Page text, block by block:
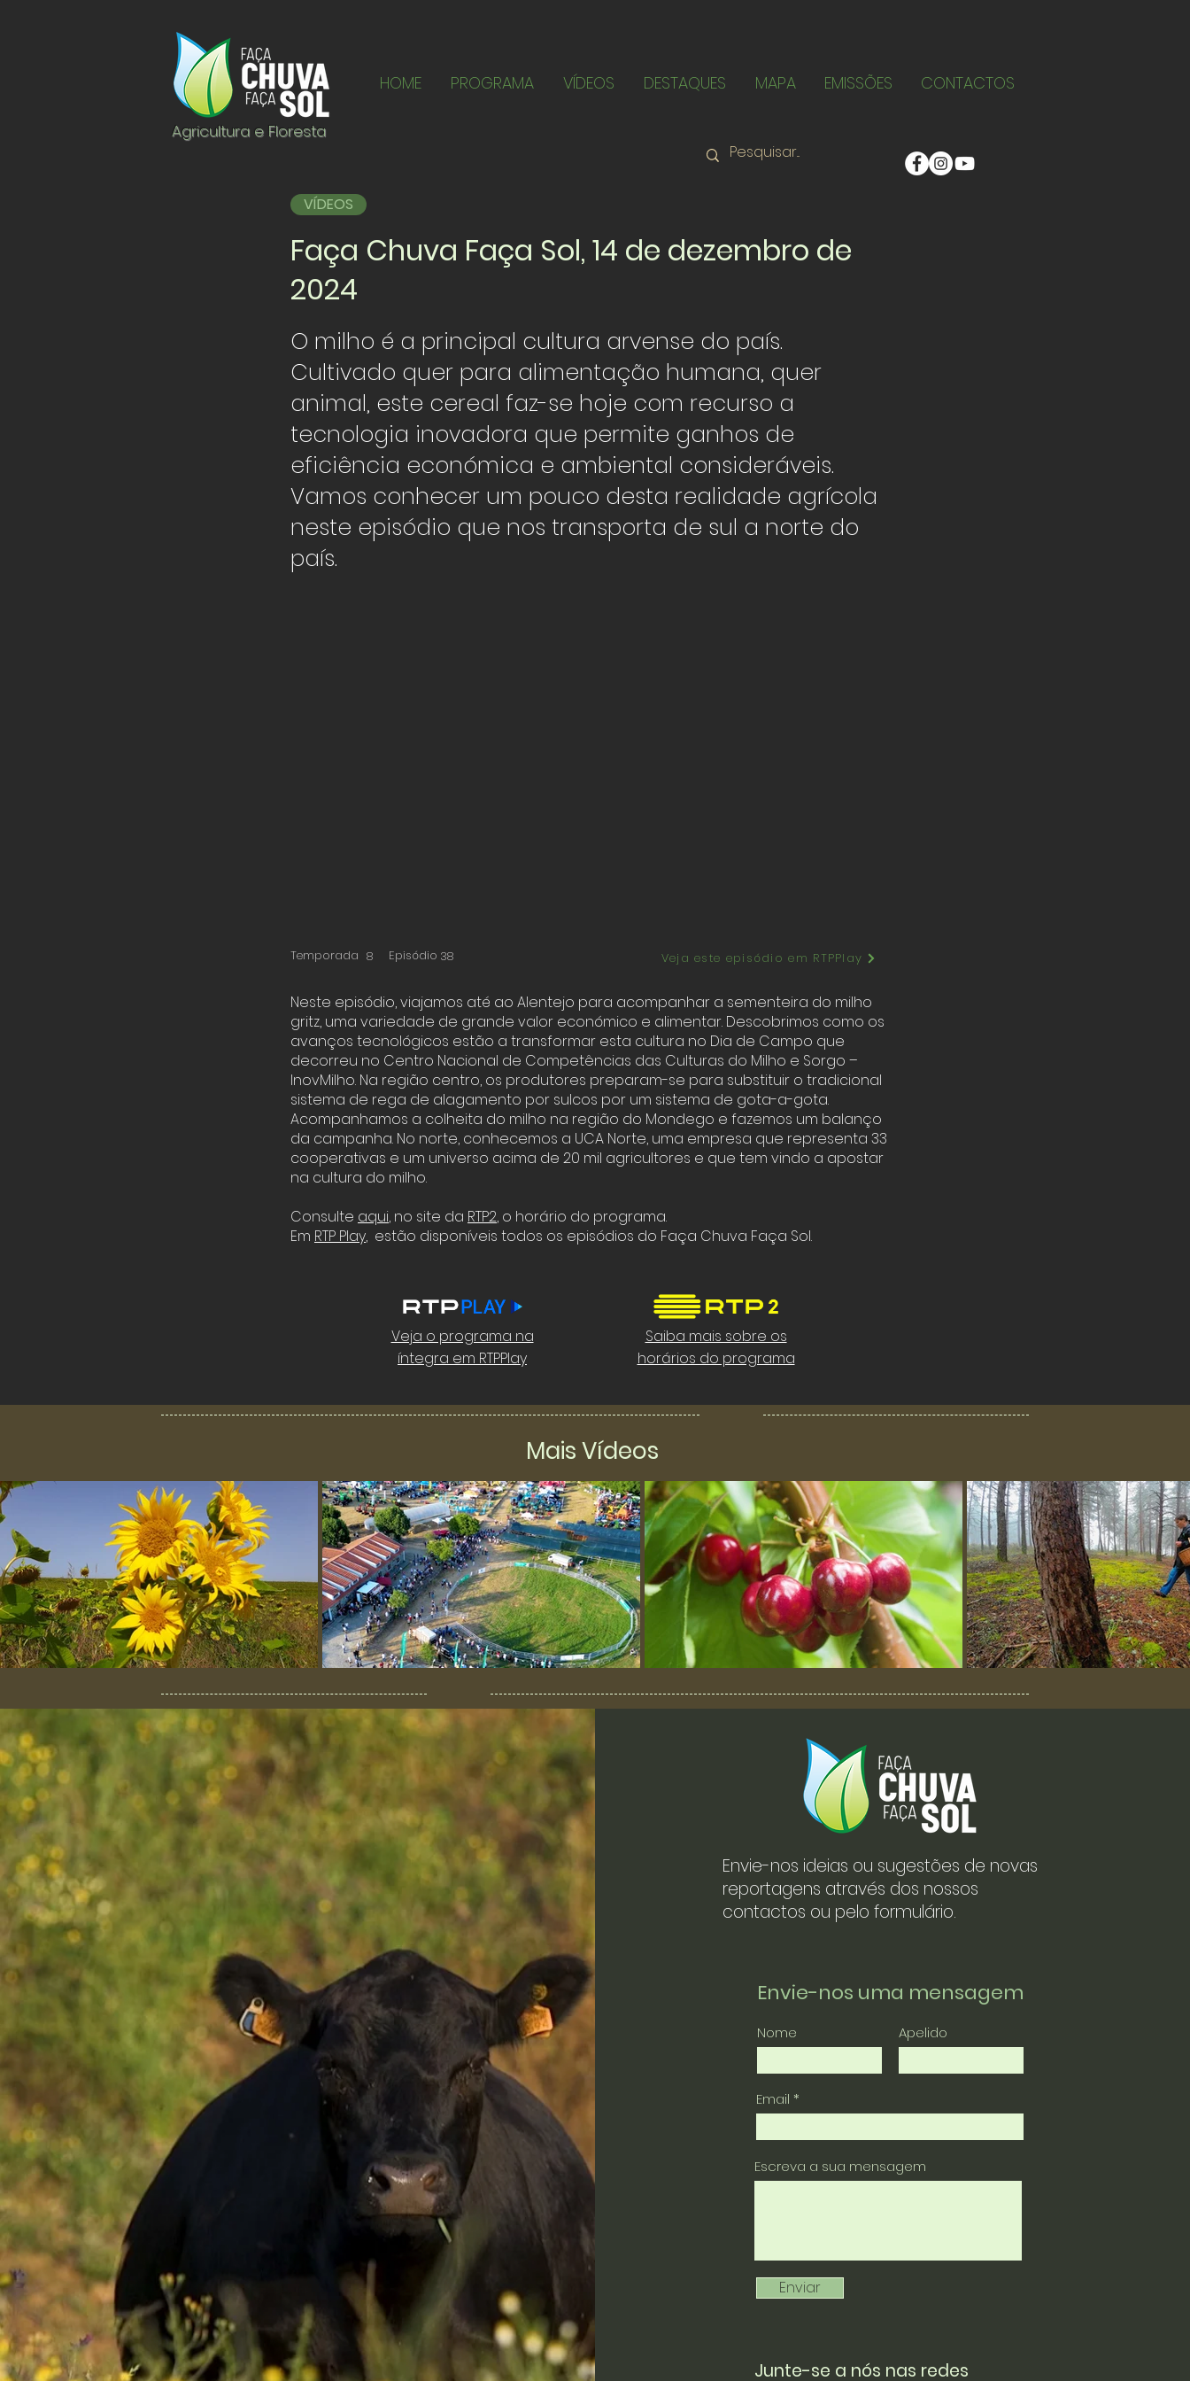
Agricultura e Floresta
HOME PROGRAMA VÍDEOS DESTAQUES MAPA EMISSÕES CONTACTOS
VÍDEOS
Faça Chuva Faça Sol, 14 de dezembro de
2024
O milho é a principal cultura arvense do país.
Cultivado quer para alimentação humana, quer
animal, este cereal faz-se hoje com recurso a
tecnologia inovadora que permite ganhos de
eficiência económica e ambiental consideráveis.
Vamos conhecer um pouco desta realidade agrícola
neste episódio que nos transporta de sul a norte do
país.
Temporada 8 Episódio 38 Veja este episódio em RTPPlay
Neste episódio, viajamos até ao Alentejo para acompanhar a sementeira do milho
gritz, uma variedade de grande valor económico e alimentar. Descobrimos como os
avanços tecnológicos estão a transformar esta cultura no Dia de Campo que
decorreu no Centro Nacional de Competências das Culturas do Milho e Sorgo –
InovMilho. Na região centro, os produtores preparam-se para substituir o tradicional
sistema de rega de alagamento por sulcos por um sistema de gota-a-gota.
Acompanhamos a colheita do milho na região do Mondego e fazemos um balanço
da campanha. No norte, conhecemos a UCA Norte, uma empresa que representa 33
cooperativas e um universo acima de 20 mil agricultores e que tem vindo a apostar
na cultura do milho.
Consulte aqui, no site da RTP2, o horário do programa.
Em RTP Play, estão disponíveis todos os episódios do Faça Chuva Faça Sol.
Veja o programa na
íntegra em RTPPlay
Saiba mais sobre os
horários do programa
Mais Vídeos
Envie-nos ideias ou sugestões de novas
reportagens através dos nossos
contactos ou pelo formulário.
Envie-nos uma mensagem
Nome Apelido
Email
Escreva a sua mensagem
Enviar
Junte-se a nós nas redes